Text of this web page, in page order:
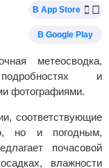
В App Store
В Google Play
метеосводка,
и
фотографиями.
соответствующие
но и погодным,
почасовой
влажности